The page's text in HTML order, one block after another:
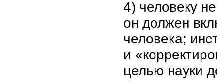
4) человеку
он должен
человека;
и
целью науки